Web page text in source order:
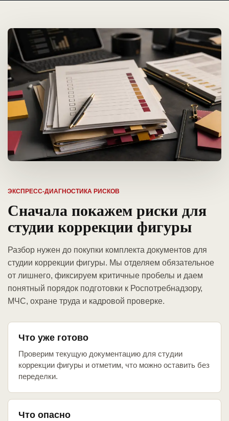
ЭКСПРЕСС-ДИАГНОСТИКА РИСКОВ
Сначала покажем риски для
студии коррекции фигуры
Разбор нужен до покупки комплекта документов для
студии коррекции фигуры. Мы отделяем обязательное
от лишнего, фиксируем критичные пробелы и даем
понятный порядок подготовки к Роспотребнадзору,
МЧС, охране труда и кадровой проверке.
Что уже готово
Проверим текущую документацию для студии
коррекции фигуры и отметим, что можно оставить без
переделки.
Что опасно